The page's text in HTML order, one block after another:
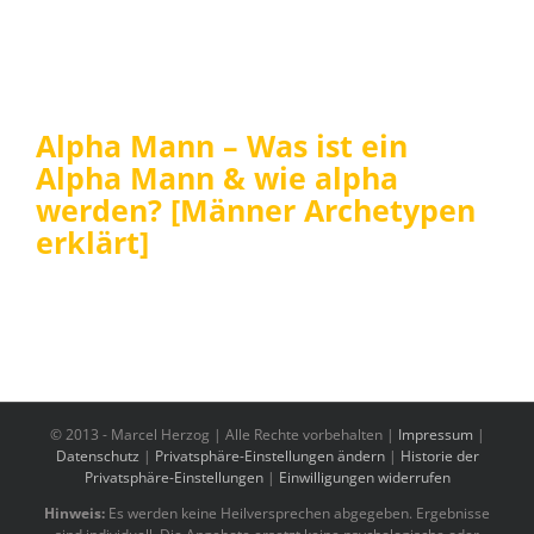
Alpha Mann – Was ist ein
Alpha Mann & wie alpha
werden? [Männer Archetypen
erklärt]
© 2013 - Marcel Herzog | Alle Rechte vorbehalten | Impressum |
Datenschutz | Privatsphäre-Einstellungen ändern| Historie der
Privatsphäre-Einstellungen| Einwilligungen widerrufen
Hinweis: Es werden keine Heilversprechen abgegeben. Ergebnisse